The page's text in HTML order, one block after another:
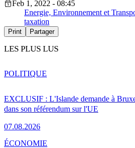
Feb 1, 2022 - 08:45
Energie, Environnement et
taxation
Print Partager
LES PLUS LUS
EXCLUSIF : L'Islande demande à
dans son référendum sur l'UE
07.08.2026
POLITIQUE
ÉCONOMIE